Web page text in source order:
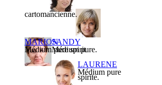
cartomancienne.
MARION
Médium pure spirit
SANDY
Médium pure.
LAURENE
Médium pure
spirite.